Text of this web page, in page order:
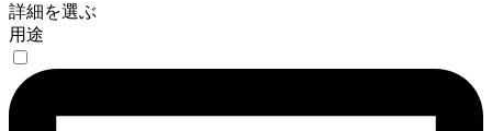
詳細を選ぶ
用途